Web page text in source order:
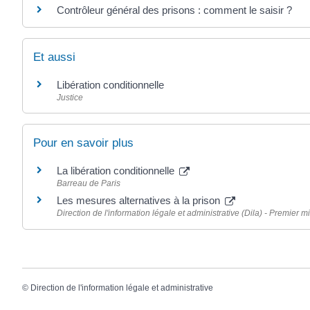
Contrôleur général des prisons : comment le saisir ?
Et aussi
Libération conditionnelle
Justice
Pour en savoir plus
La libération conditionnelle
Barreau de Paris
Les mesures alternatives à la prison
Direction de l'information légale et administrative (Dila) - Premier
© Direction de l'information légale et administrative